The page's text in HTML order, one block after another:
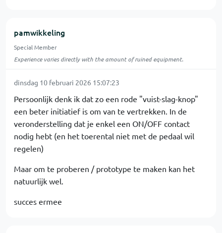
pamwikkeling
Special Member
Experience varies directly with the amount of ruined equipment.
dinsdag 10 februari 2026 15:07:23
Persoonlijk denk ik dat zo een rode "vuist-slag-knop"
een beter initiatief is om van te vertrekken. In de
veronderstelling dat je enkel een ON/OFF contact
nodig hebt (en het toerental niet met de pedaal wil
regelen)
Maar om te proberen / prototype te maken kan het
natuurlijk wel.
succes ermee